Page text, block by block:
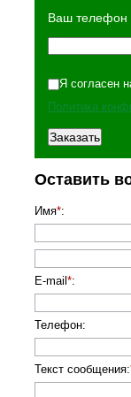
Ваш телефон
Я согласен
Политика
Оставить
Имя*:
E-mail *:
Телефон:
Текст сообщения: